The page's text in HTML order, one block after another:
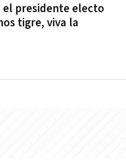
el presidente electo
tigre, viva la